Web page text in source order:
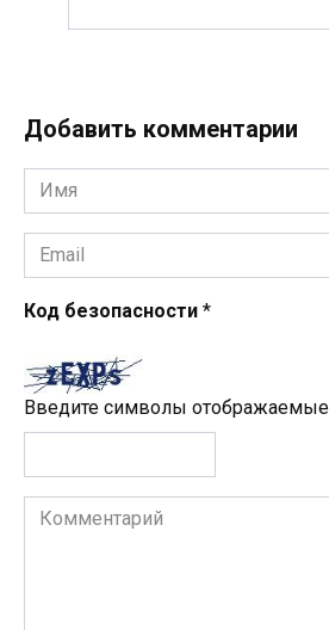
Добавить комментарии
Имя
*
Email
*
Код безопасности *
Введите символы
Комментарий